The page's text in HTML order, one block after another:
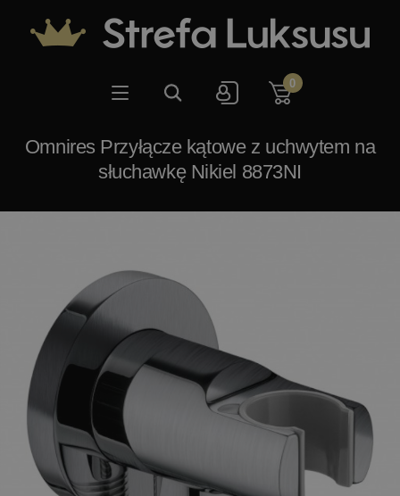
0
Omnires Przyłącze kątowe z uchwytem na
słuchawkę Nikiel 8873NI